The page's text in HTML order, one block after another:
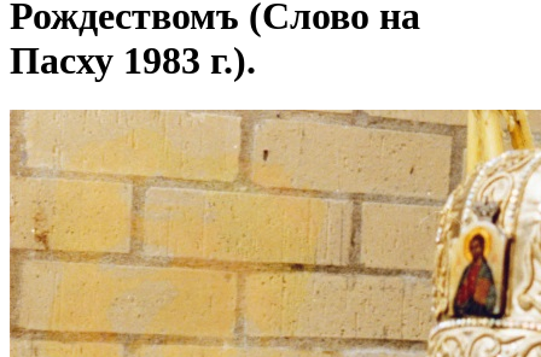
Рождествомъ (Слово на
Пасху 1983 г.).